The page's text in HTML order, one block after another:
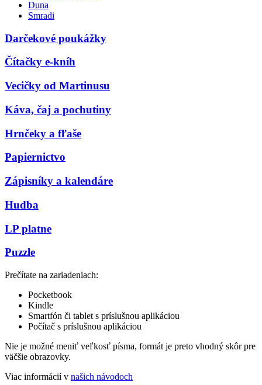
Duna
Smradi
Darčekové poukážky
Čítačky e-kníh
Vecičky od Martinusu
Káva, čaj a pochutiny
Hrnčeky a fľaše
Papiernictvo
Zápisníky a kalendáre
Hudba
LP platne
Puzzle
Prečítate na zariadeniach:
Pocketbook
Kindle
Smartfón či tablet s príslušnou aplikáciou
Počítač s príslušnou aplikáciou
Nie je možné meniť veľkosť písma, formát je preto vhodný skôr pre
väčšie obrazovky.
Viac informácií v našich návodoch